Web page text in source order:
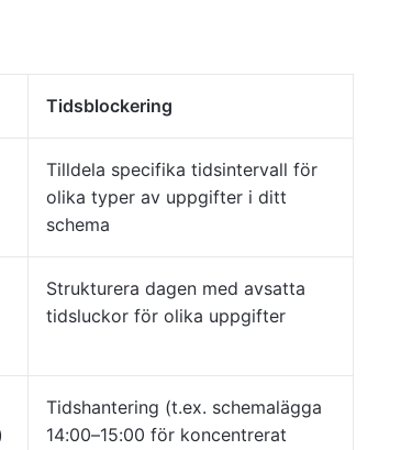
Tidsblockering
Tilldela specifika tidsintervall för
olika typer av uppgifter i ditt
schema
Strukturera dagen med avsatta
tidsluckor för olika uppgifter
Tidshantering (t.ex. schemalägga
14:00–15:00 för koncentrerat